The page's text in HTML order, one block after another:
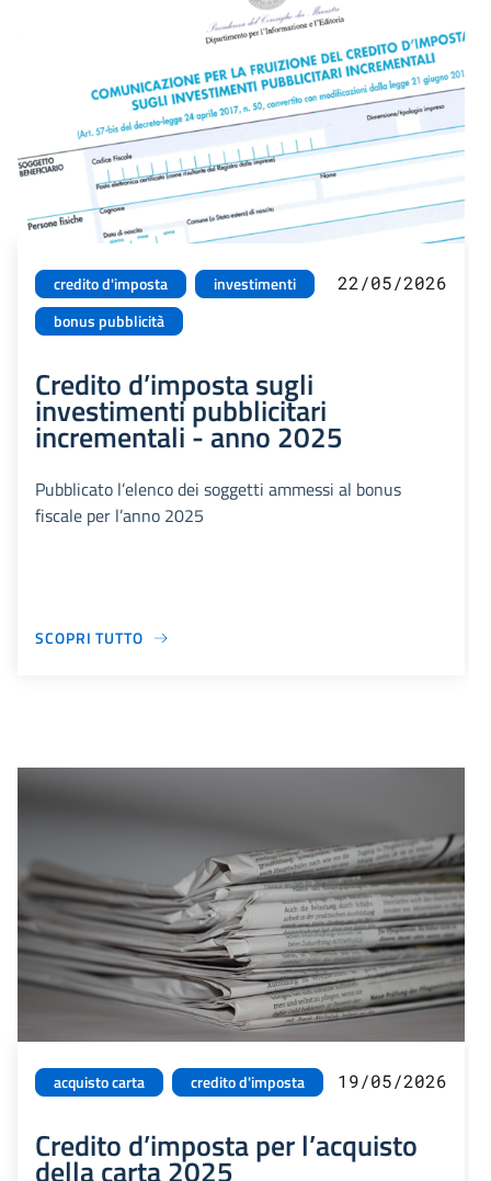
credito d'imposta
investimenti
bonus pubblicità
22/05/2026
Credito d’imposta sugli
investimenti pubblicitari
incrementali - anno 2025
Pubblicato l’elenco dei soggetti ammessi al bonus
fiscale per l’anno 2025
SCOPRI TUTTO
acquisto carta credito d'imposta 19/05/2026
Credito d’imposta per l’acquisto
della carta 2025